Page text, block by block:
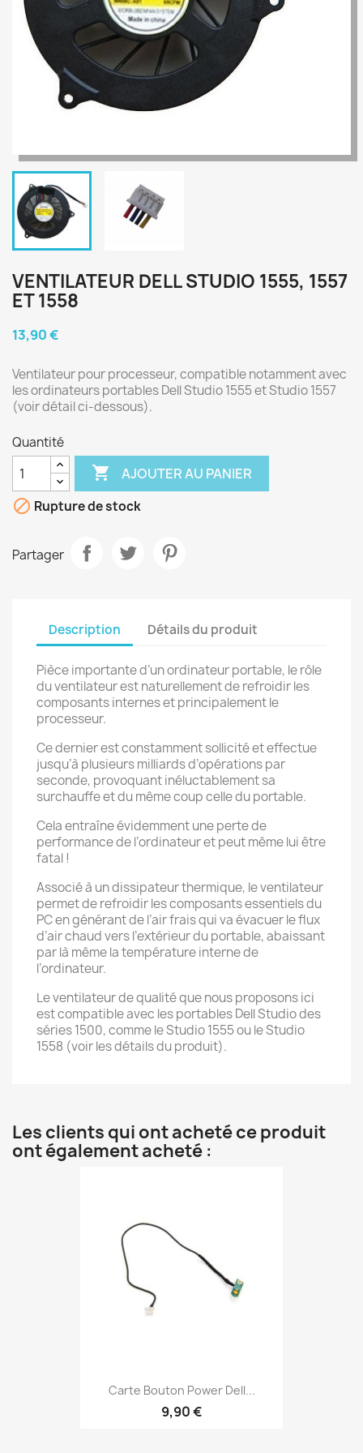
VENTILATEUR DELL STUDIO 1555, 1557
ET 1558
13,90 €
Ventilateur pour processeur, compatible notamment avec
les ordinateurs portables Dell Studio 1555 et Studio 1557
(voir détail ci-dessous).
Quantité
 AJOUTER AU PANIER
 Rupture de stock
Partager
Description Détails du produit
Pièce importante d’un ordinateur portable, le rôle
du ventilateur est naturellement de refroidir les
composants internes et principalement le
processeur.
Ce dernier est constamment sollicité et effectue
jusqu’à plusieurs milliards d’opérations par
seconde, provoquant inéluctablement sa
surchauffe et du même coup celle du portable.
Cela entraîne évidemment une perte de
performance de l’ordinateur et peut même lui être
fatal !
Associé à un dissipateur thermique, le ventilateur
permet de refroidir les composants essentiels du
PC en générant de l’air frais qui va évacuer le flux
d’air chaud vers l’extérieur du portable, abaissant
par là même la température interne de
l’ordinateur.
Le ventilateur de qualité que nous proposons ici
est compatible avec les portables Dell Studio des
séries 1500, comme le Studio 1555 ou le Studio
1558 (voir les détails du produit).
Les clients qui ont acheté ce produit
ont également acheté :
Carte Bouton Power Dell...
9,90 €